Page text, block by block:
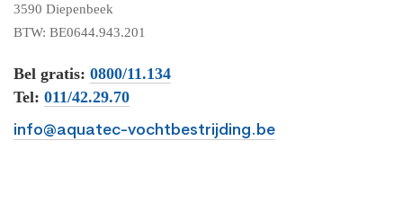
3590 Diepenbeek
BTW: BE0644.943.201
Bel gratis: 0800/11.134
Tel: 011/42.29.70
info@aquatec-vochtbestrijding.be